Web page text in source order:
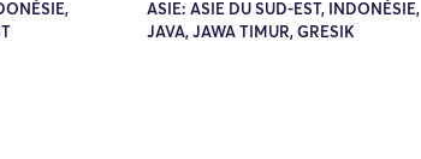
ASIE: ASIE DU SUD-EST, INDONÉSIE,
JAVA, JAWA TIMUR, GRESIK